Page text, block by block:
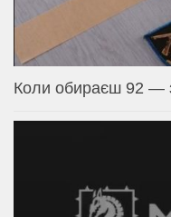
Коли обираєш 92 —